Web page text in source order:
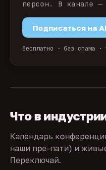
персон. В канале
Подписаться на
бесплатно · без спама ·
Что в
Календарь
наши пре-пати) и
Переключай.